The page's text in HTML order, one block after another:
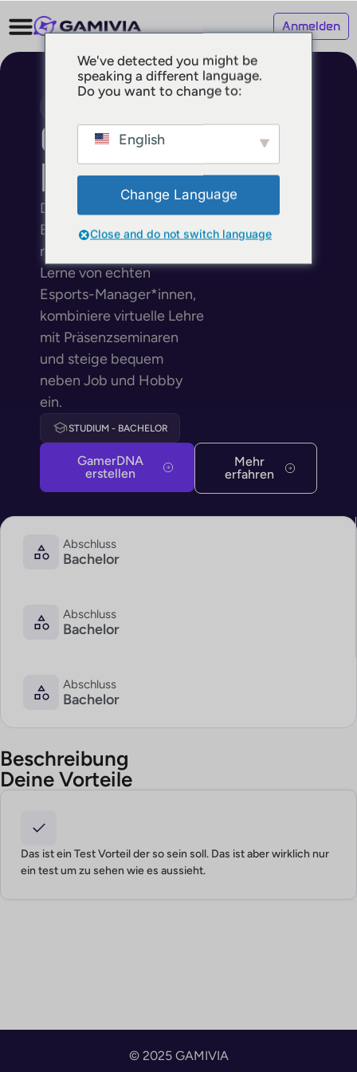
Anmelden
Gaming
Developer
Deutschlands erster
Bachelor-Studiengang
mit Schwerpunkt Esports.
Lerne von echten
Esports-Manager*innen,
kombiniere virtuelle Lehre
mit Präsenzseminaren
und steige bequem
neben Job und Hobby
ein.
STUDIUM - BACHELOR
GamerDNA
erstellen
Mehr
erfahren
Abschluss
Bachelor
Abschluss
Bachelor
Abschluss
Bachelor
Beschreibung
Deine Vorteile
Das ist ein Test Vorteil der so sein soll. Das ist aber wirklich nur
ein test um zu sehen wie es aussieht.
© 2025 GAMIVIA
We've detected you might be
speaking a different language.
Do you want to change to:
English
Change Language
Close and do not switch language